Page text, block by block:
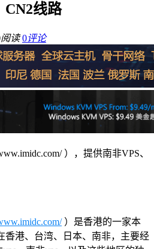
CN2线路
阅读 0评论
），提供南非VPS、
）是香港的一家本
香港、台湾、日本、南非，主要经